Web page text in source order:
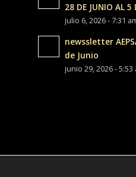
28 DE JUNIO AL 5
julio 6, 2026 - 7:31
newssletter
de Junio
junio 29, 2026 - 5:53